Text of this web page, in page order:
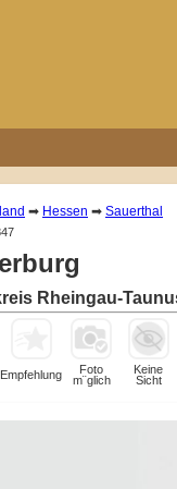
➡ Hessen ➡ Sauerthal
Rheingau-
Empfehlung
Foto
m¨glich
Keine
Sicht